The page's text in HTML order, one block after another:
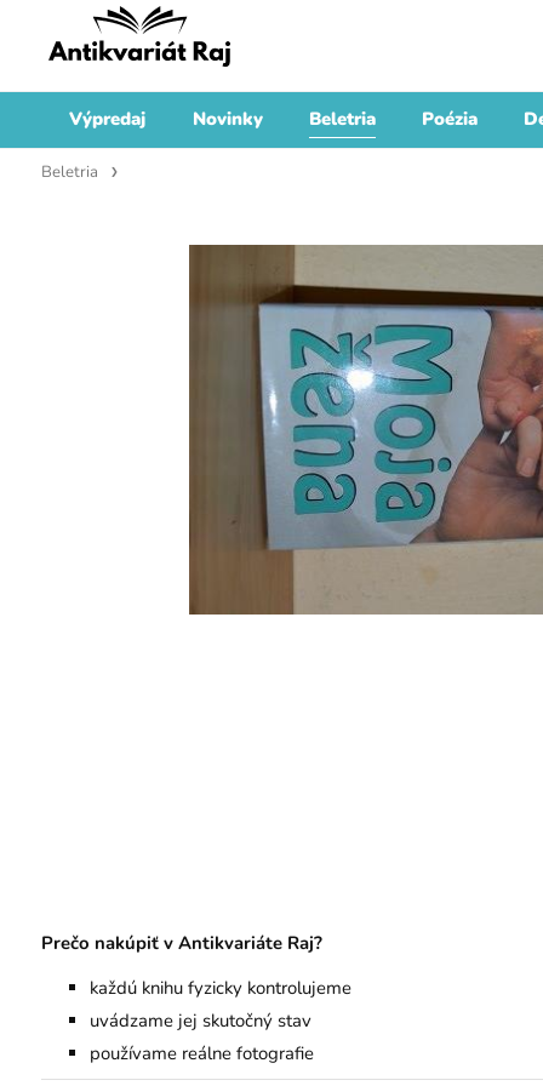
Výpredaj Novinky Beletria Poézia
Beletria
Prečo nakúpiť v Antikvariáte Raj?
každú knihu fyzicky kontrolujeme
uvádzame jej skutočný stav
používame reálne fotografie